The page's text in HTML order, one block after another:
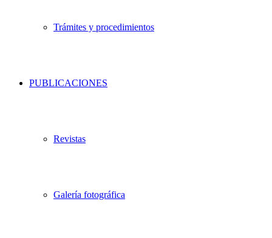
Trámites y procedimientos
PUBLICACIONES
Revistas
Galería fotográfica